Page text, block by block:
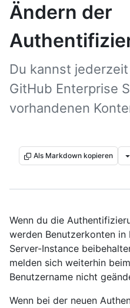
Ändern der
Du kannst
GitHub Enterprise
vorhandenen
Als Markdown kopieren
Wenn du die
werden Benutzerkonten
Server-Instance
melden sich weiterhin
Benutzername nicht
Wenn bei der neuen